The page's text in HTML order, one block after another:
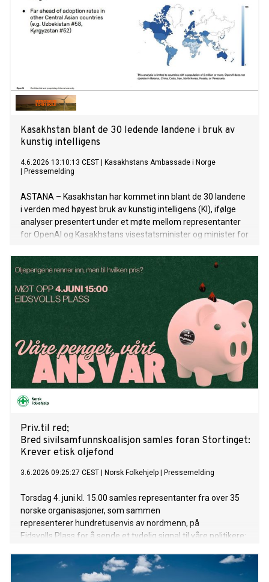
Kasakhstan blant de 30 ledende landene i bruk av
kunstig intelligens
4.6.2026 13:10:13 CEST
Kasakhstans Ambassade i Norge
Pressemelding
ASTANA – Kasakhstan har kommet inn blant de 30 landene
i verden med høyest bruk av kunstig intelligens (KI), ifølge
analyser presentert under et møte mellom representanter
for OpenAI og Kasakhstans visestatsminister og minister for
Priv.til red;
Bred sivilsamfunnskoalisjon samles foran Stortinget:
Krever etisk oljefond
3.6.2026 09:25:27 CEST Norsk Folkehjelp Pressemelding
Torsdag 4. juni kl. 15.00 samles representanter fra over 35
norske organisasjoner, som sammen
representerer hundretusenvis av nordmenn, på
Eidsvolls Plass for å sende et tydelig signal til våre politikere:
og en trygg fremtid i sentrum.